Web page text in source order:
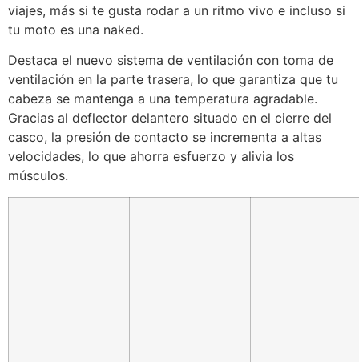
viajes, más si te gusta rodar a un ritmo vivo e incluso si
tu moto es una naked.
Destaca el nuevo sistema de ventilación con toma de
ventilación en la parte trasera, lo que garantiza que tu
cabeza se mantenga a una temperatura agradable.
Gracias al deflector delantero situado en el cierre del
casco, la presión de contacto se incrementa a altas
velocidades, lo que ahorra esfuerzo y alivia los
músculos.